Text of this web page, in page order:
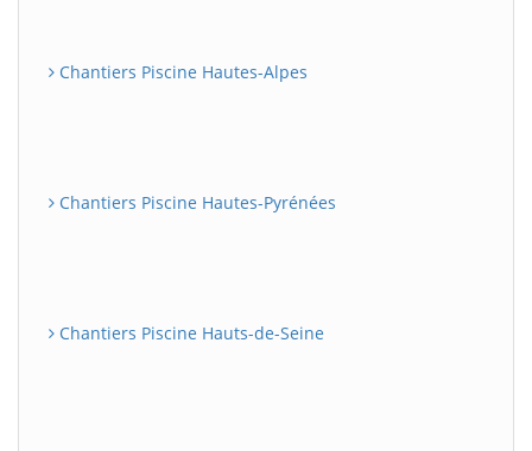
Chantiers Piscine Hautes-Alpes
Chantiers Piscine Hautes-Pyrénées
Chantiers Piscine Hauts-de-Seine